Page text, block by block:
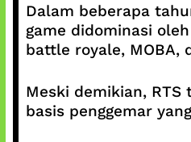
Dalam beberapa
game didominasi
battle royale, MOBA,
Meski demikian,
basis penggemar